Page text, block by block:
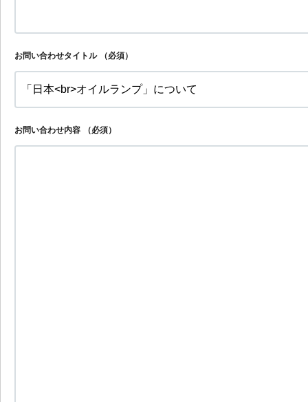
お問い合わせタイトル （必須）
お問い合わせ内容 （必須）